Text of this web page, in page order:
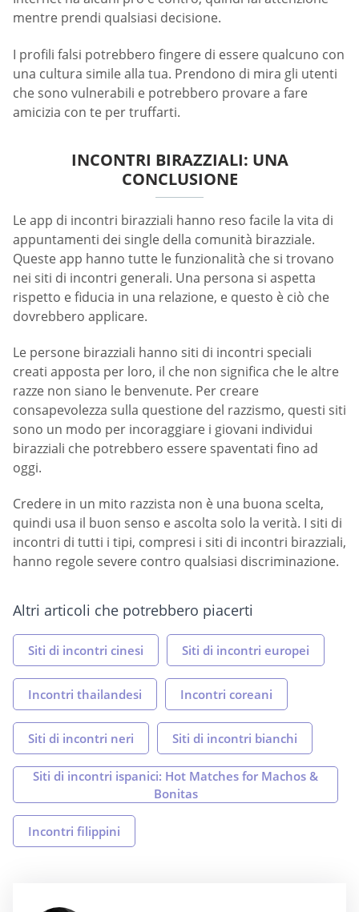
mentre prendi qualsiasi decisione.
I profili falsi potrebbero fingere di essere qualcuno con
una cultura simile alla tua. Prendono di mira gli utenti
che sono vulnerabili e potrebbero provare a fare
amicizia con te per truffarti.
INCONTRI BIRAZZIALI: UNA
CONCLUSIONE
Le app di incontri birazziali hanno reso facile la vita di
appuntamenti dei single della comunità birazziale.
Queste app hanno tutte le funzionalità che si trovano
nei siti di incontri generali. Una persona si aspetta
rispetto e fiducia in una relazione, e questo è ciò che
dovrebbero applicare.
Le persone birazziali hanno siti di incontri speciali
creati apposta per loro, il che non significa che le altre
razze non siano le benvenute. Per creare
consapevolezza sulla questione del razzismo, questi siti
sono un modo per incoraggiare i giovani individui
birazziali che potrebbero essere spaventati fino ad
oggi.
Credere in un mito razzista non è una buona scelta,
quindi usa il buon senso e ascolta solo la verità. I siti di
incontri di tutti i tipi, compresi i siti di incontri birazziali,
hanno regole severe contro qualsiasi discriminazione.
Altri articoli che potrebbero piacerti
Siti di incontri cinesi Siti di incontri europei
Incontri thailandesi Incontri coreani
Siti di incontri neri Siti di incontri bianchi
Siti di incontri ispanici: Hot Matches for Machos &
Bonitas
Incontri filippini